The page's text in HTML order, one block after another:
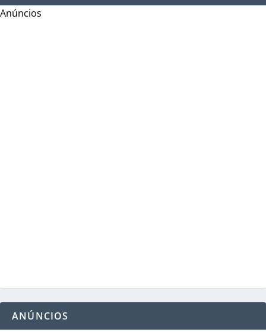
Anúncios
ANÚNCIOS